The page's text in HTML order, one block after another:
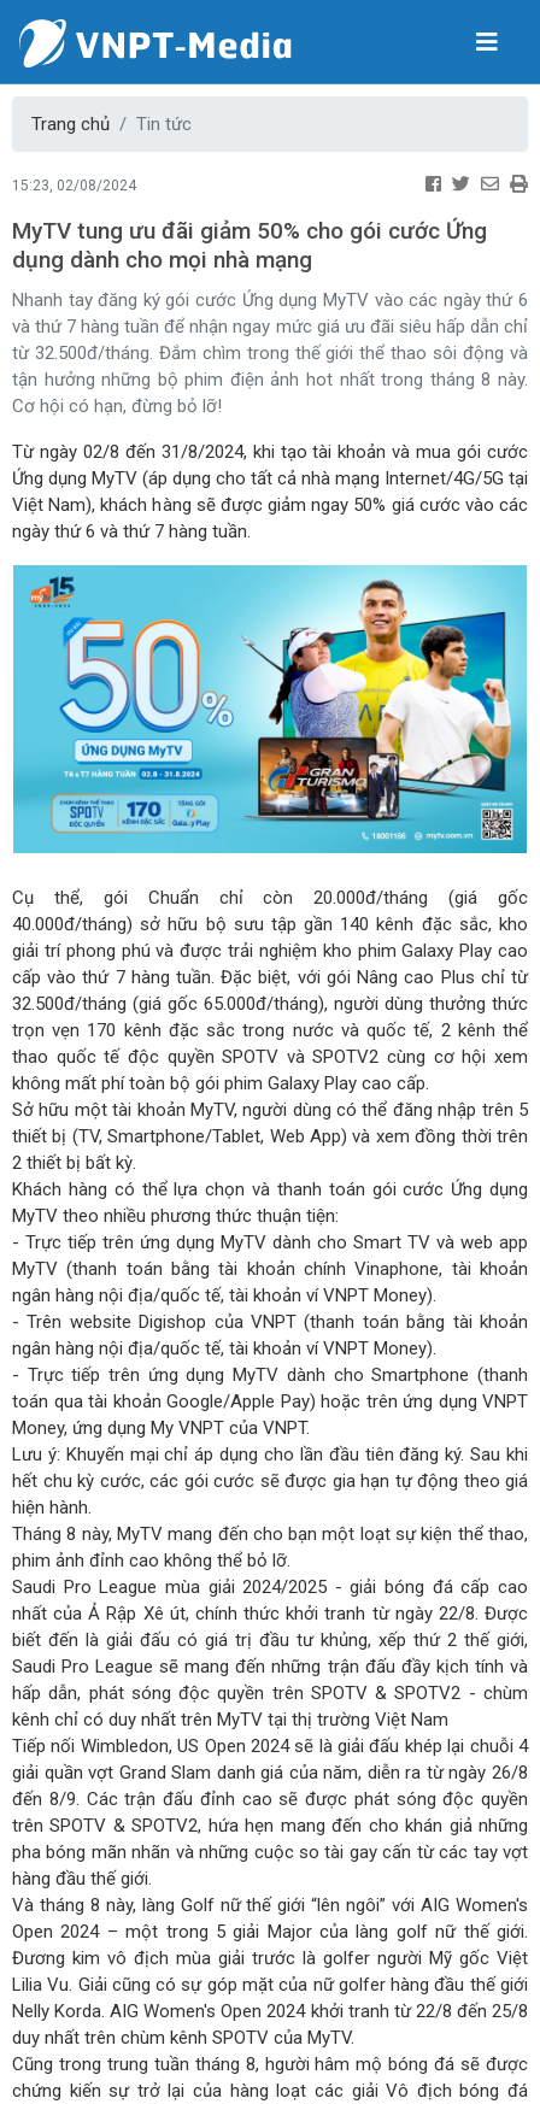
Trang chủ Tin tức
15:23, 02/08/2024
MyTV tung ưu đãi giảm 50% cho gói cước Ứng
dụng dành cho mọi nhà mạng
Nhanh tay đăng ký gói cước Ứng dụng MyTV vào các ngày thứ 6
và thứ 7 hàng tuần để nhận ngay mức giá ưu đãi siêu hấp dẫn chỉ
từ 32.500đ/tháng. Đắm chìm trong thế giới thể thao sôi động và
tận hưởng những bộ phim điện ảnh hot nhất trong tháng 8 này.
Cơ hội có hạn, đừng bỏ lỡ!
Từ ngày 02/8 đến 31/8/2024, khi tạo tài khoản và mua gói cước
Ứng dụng MyTV (áp dụng cho tất cả nhà mạng Internet/4G/5G tại
Việt Nam), khách hàng sẽ được giảm ngay 50% giá cước vào các
ngày thứ 6 và thứ 7 hàng tuần.
Cụ thể, gói Chuẩn chỉ còn 20.000đ/tháng (giá gốc
40.000đ/tháng) sở hữu bộ sưu tập gần 140 kênh đặc sắc, kho
giải trí phong phú và được trải nghiệm kho phim Galaxy Play cao
cấp vào thứ 7 hàng tuần. Đặc biệt, với gói Nâng cao Plus chỉ từ
32.500đ/tháng (giá gốc 65.000đ/tháng), người dùng thưởng thức
trọn vẹn 170 kênh đặc sắc trong nước và quốc tế, 2 kênh thể
thao quốc tế độc quyền SPOTV và SPOTV2 cùng cơ hội xem
không mất phí toàn bộ gói phim Galaxy Play cao cấp.
Sở hữu một tài khoản MyTV, người dùng có thể đăng nhập trên 5
thiết bị (TV, Smartphone/Tablet, Web App) và xem đồng thời trên
2 thiết bị bất kỳ.
Khách hàng có thể lựa chọn và thanh toán gói cước Ứng dụng
MyTV theo nhiều phương thức thuận tiện:
- Trực tiếp trên ứng dụng MyTV dành cho Smart TV và web app
MyTV (thanh toán bằng tài khoản chính Vinaphone, tài khoản
ngân hàng nội địa/quốc tế, tài khoản ví VNPT Money).
- Trên website Digishop của VNPT (thanh toán bằng tài khoản
ngân hàng nội địa/quốc tế, tài khoản ví VNPT Money).
- Trực tiếp trên ứng dụng MyTV dành cho Smartphone (thanh
toán qua tài khoản Google/Apple Pay) hoặc trên ứng dụng VNPT
Money, ứng dụng My VNPT của VNPT.
Lưu ý: Khuyến mại chỉ áp dụng cho lần đầu tiên đăng ký. Sau khi
hết chu kỳ cước, các gói cước sẽ được gia hạn tự động theo giá
hiện hành.
Tháng 8 này, MyTV mang đến cho bạn một loạt sự kiện thể thao,
phim ảnh đỉnh cao không thể bỏ lỡ.
Saudi Pro League mùa giải 2024/2025 - giải bóng đá cấp cao
nhất của Ả Rập Xê út, chính thức khởi tranh từ ngày 22/8. Được
biết đến là giải đấu có giá trị đầu tư khủng, xếp thứ 2 thế giới,
Saudi Pro League sẽ mang đến những trận đấu đầy kịch tính và
hấp dẫn, phát sóng độc quyền trên SPOTV & SPOTV2 - chùm
kênh chỉ có duy nhất trên MyTV tại thị trường Việt Nam
Tiếp nối Wimbledon, US Open 2024 sẽ là giải đấu khép lại chuỗi 4
giải quần vợt Grand Slam danh giá của năm, diễn ra từ ngày 26/8
đến 8/9. Các trận đấu đỉnh cao sẽ được phát sóng độc quyền
trên SPOTV & SPOTV2, hứa hẹn mang đến cho khán giả những
pha bóng mãn nhãn và những cuộc so tài gay cấn từ các tay vợt
hàng đầu thế giới.
Và tháng 8 này, làng Golf nữ thế giới “lên ngôi” với AIG Women's
Open 2024 – một trong 5 giải Major của làng golf nữ thế giới.
Đương kim vô địch mùa giải trước là golfer người Mỹ gốc Việt
Lilia Vu. Giải cũng có sự góp mặt của nữ golfer hàng đầu thế giới
Nelly Korda. AIG Women's Open 2024 khởi tranh từ 22/8 đến 25/8
duy nhất trên chùm kênh SPOTV của MyTV.
Cũng trong trung tuần tháng 8, hgười hâm mộ bóng đá sẽ được
chứng kiến sự trở lại của hàng loạt các giải Vô địch bóng đá